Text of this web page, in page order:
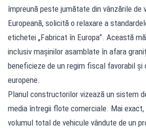
împreună peste jumătate din vânzările de
Europeană, solicită o relaxare a
etichetei „Fabricat în Europa”. Această
inclusiv mașinilor asamblate în afara
beneficieze de un regim fiscal favorabil și
europene.
Planul constructorilor vizează un sistem
media întregii flote comerciale. Mai exact,
volumul total de vehicule vândute de un